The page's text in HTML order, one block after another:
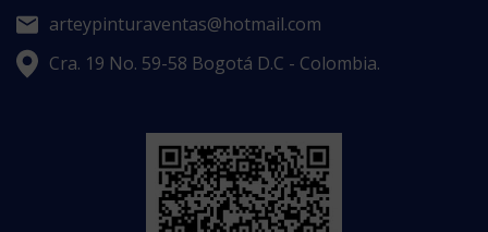
arteypinturaventas@hotmail.com
Cra. 19 No. 59-58 Bogotá D.C - Colombia.